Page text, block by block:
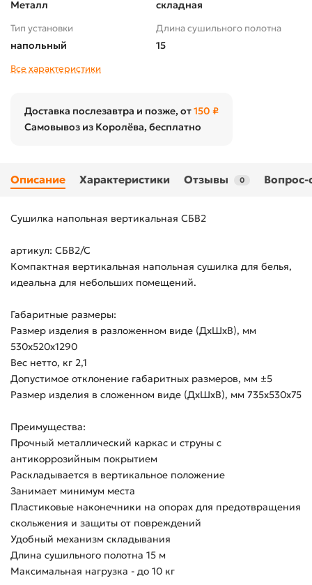
Металл складная
Тип установки
напольный
Длина сушильного полотна
15
Все характеристики
Доставка послезавтра и позже, от150 ₽
Самовывоз из Королёва, бесплатно
Описание Характеристики Отзывы 0 Вопрос-
Сушилка напольная вертикальная СБВ2
артикул: СБВ2/С
Компактная вертикальная напольная сушилка для белья,
идеальна для небольших помещений.
Габаритные размеры:
Размер изделия в разложенном виде (ДхШхВ), мм
530х520х1290
Вес нетто, кг 2,1
Допустимое отклонение габаритных размеров, мм ±5
Размер изделия в сложенном виде (ДхШхВ), мм 735х530х75
Преимущества:
Прочный металлический каркас и струны с
антикоррозийным покрытием
Раскладывается в вертикальное положение
Занимает минимум места
Пластиковые наконечники на опорах для предотвращения
скольжения и защиты от повреждений
Удобный механизм складывания
Длина сушильного полотна 15 м
Максимальная нагрузка - до 10 кг